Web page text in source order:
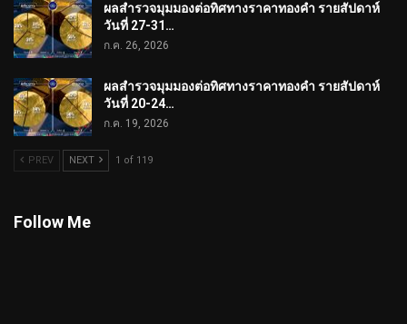
ผลสำรวจมุมมองต่อทิศทางราคาทองคำ รายสัปดาห์
วันที่ 27-31…
ก.ค. 26, 2026
ผลสำรวจมุมมองต่อทิศทางราคาทองคำ รายสัปดาห์
วันที่ 20-24…
ก.ค. 19, 2026
PREV NEXT 1 of 119
Follow Me